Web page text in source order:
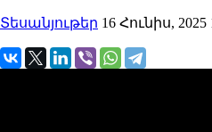
Տեսանյութեր 16 Հունիս, 2025